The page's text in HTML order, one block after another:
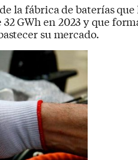
la fábrica de baterías que
GWh en 2023 y que
su mercado.